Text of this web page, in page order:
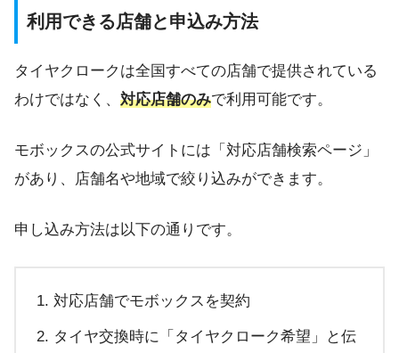
利用できる店舗と申込み方法
タイヤクロークは全国すべての店舗で提供されている
わけではなく、 対応店舗のみで利用可能です。
モボックスの公式サイトには「対応店舗検索ページ」
があり、店舗名や地域で絞り込みができます。
申し込み方法は以下の通りです。
対応店舗でモボックスを契約
タイヤ交換時に「タイヤクローク希望」と伝